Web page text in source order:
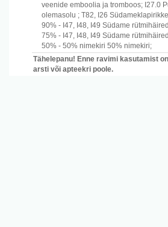
veenide emboolia ja tromboos; I27.0
olemasolu ; T82, I26
90% - I47, I48, I49 Südame rütmihäired
75% - I47, I48, I49 Südame rütmihäired
50% - 50% nimekiri 50% nimekiri;
Tähelepanu! Enne ravimi kasutamist
arsti või apteekri poole.